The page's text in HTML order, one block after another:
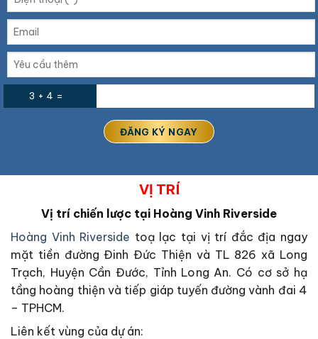
3 + 4 =
VỊ TRÍ
Vị trí chiến lược tại Hoàng Vinh Riverside
Hoàng Vinh Riverside toạ lạc tại vị trí đắc địa ngay
mặt tiền đường Đinh Đức Thiện và TL 826 xã Long
Trạch, Huyện Cần Đước, Tỉnh Long An. Có cơ sở hạ
tầng hoàng thiện và tiếp giáp tuyến đường vành đai 4
– TPHCM.
Liên kết vùng của dự án: